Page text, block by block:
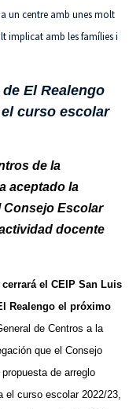
un centre amb unes molt
implicat amb les famílies i
El Realengo
curso escolar
de la
aceptado la
Consejo Escolar
docente
el CEIP San Luis
Realengo el próximo
de Centros a la
que el Consejo
de arreglo
el curso escolar 2022/23,